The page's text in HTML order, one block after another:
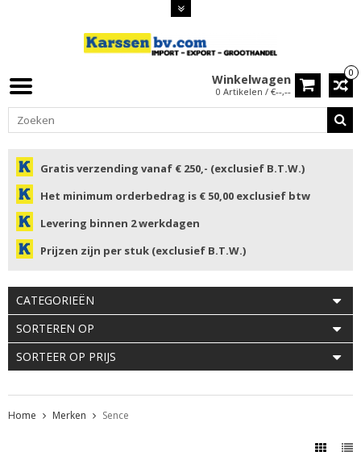
0
Winkelwagen
0 Artikelen / €--,--
Gratis verzending vanaf € 250,- (exclusief B.T.W.)
Het minimum orderbedrag is € 50,00 exclusief btw
Levering binnen 2 werkdagen
Prijzen zijn per stuk (exclusief B.T.W.)
CATEGORIEËN
SORTEREN OP
SORTEER OP PRIJS
Home Merken Sence